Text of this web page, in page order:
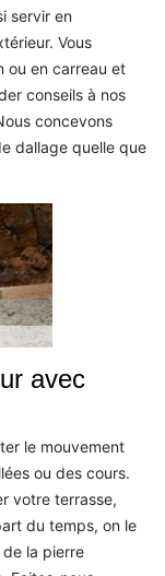
servir en
Vous
ou en carreau et
conseils à nos
concevons
dallage quelle que
avec
le mouvement
ou des cours.
votre terrasse,
du temps, on le
de la pierre